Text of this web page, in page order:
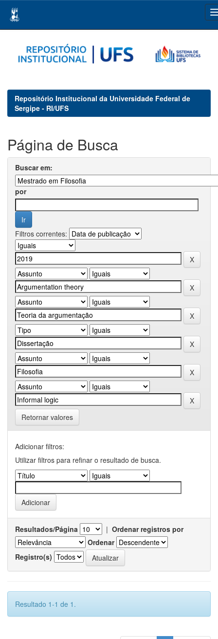
navigation
Repositório Institucional da Universidade Federal de
Sergipe - RI/UFS
Página de Busca
Buscar em:
por
Filtros correntes:
Retornar valores
Adicionar filtros:
Utilizar filtros para refinar o resultado de busca.
Resultados/Página | Ordenar registros por
Ordenar
Registro(s)
Resultado 1-1 de 1.